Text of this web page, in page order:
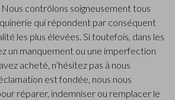
contrôlons soigneusement tous
qui répondent par conséquent
les plus élevées. Si toutefois, dans les
un manquement ou une imperfection
acheté, n’hésitez pas à nous
est fondée, nous nous
réparer, indemniser ou remplacer le